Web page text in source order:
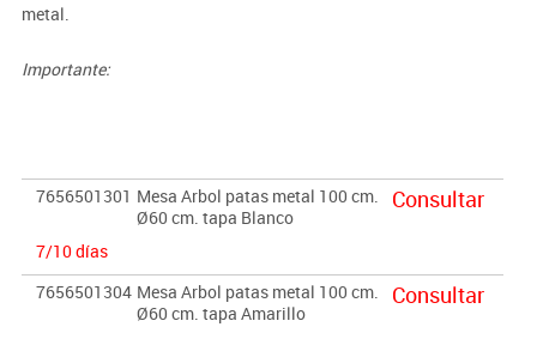
metal.
Importante:
7656501301 Mesa Arbol patas metal 100 cm.
Ø60 cm. tapa Blanco
7/10 días
Consultar
7656501304 Mesa Arbol patas metal 100 cm.
Ø60 cm. tapa Amarillo
Consultar